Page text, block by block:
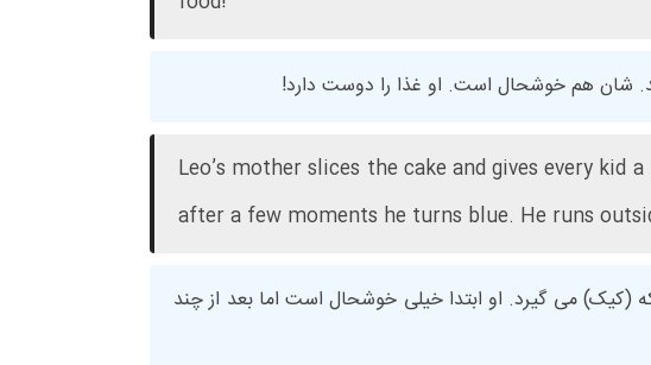
شان هم خوشحال است. او غذا را دوست دارد!
Leo’s mother slices the cake and gives every
after a few moments he turns blue. He runs
می گیرد. او ابتدا خیلی خوشحال است اما بعد از چند